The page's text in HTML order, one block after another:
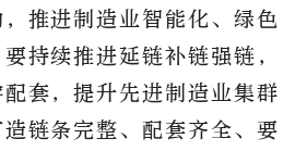
推进制造业智能化、绿色
持续推进延链补链强链，
套，提升先进制造业集群
链条完整、配套齐全、要